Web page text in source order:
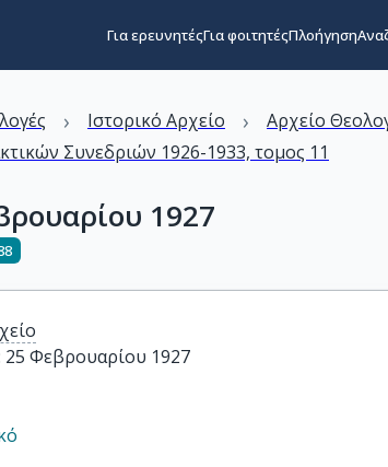
Για ερευνητέςΓια φοιτητέςΠλοήγηση
› Ιστορικό Αρχείο › Αρχείο
Συνεδριών 1926-1933, τομος 11
1927
25 Φεβρουαρίου 1927